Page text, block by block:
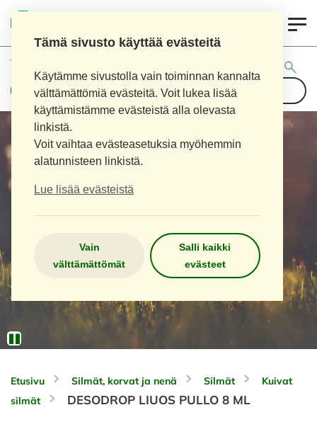
Tämä sivusto käyttää evästeitä
Käytämme sivustolla vain toiminnan kannalta
välttämättömiä evästeitä. Voit lukea lisää
käyttämistämme evästeistä alla olevasta
linkistä.
Voit vaihtaa evästeasetuksia myöhemmin
alatunnisteen linkistä.
Lue lisää evästeistä
Vain
välttämättömät
Salli kaikki
evästeet
Tuotehaku:
Etusivu Silmät, korvat ja nenä Silmät
Kuivat
silmät
DESODROP LIUOS PULLO 8 ML